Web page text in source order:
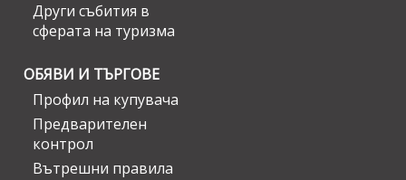
Други събития в
сферата на туризма
ОБЯВИ И ТЪРГОВЕ
Профил на купувача
Предварителен
контрол
Вътрешни правила